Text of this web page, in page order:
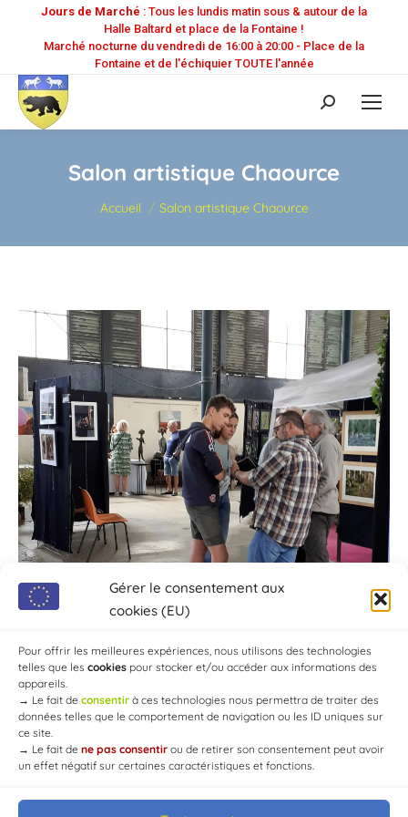
Gérer le consentement aux
cookies (EU)
Pour offrir les meilleures expériences, nous utilisons des technologies
telles que les cookies pour stocker et/ou accéder aux informations des
appareils.
→ Le fait de consentir à ces technologies nous permettra de traiter des
données telles que le comportement de navigation ou les ID uniques sur
ce site.
→ Le fait de ne pas consentir ou de retirer son consentement peut avoir
un effet négatif sur certaines caractéristiques et fonctions.
Jours de Marché : Tous les lundis matin sous & autour de la
Halle Baltard et place de la Fontaine !
Marché nocturne du vendredi de 16:00 à 20:00 - Place de la
Fontaine et de l'échiquier TOUTE l'année
Recherche
:
Salon artistique Chaource
Vous êtes ici :
Accueil Salon artistique Chaource